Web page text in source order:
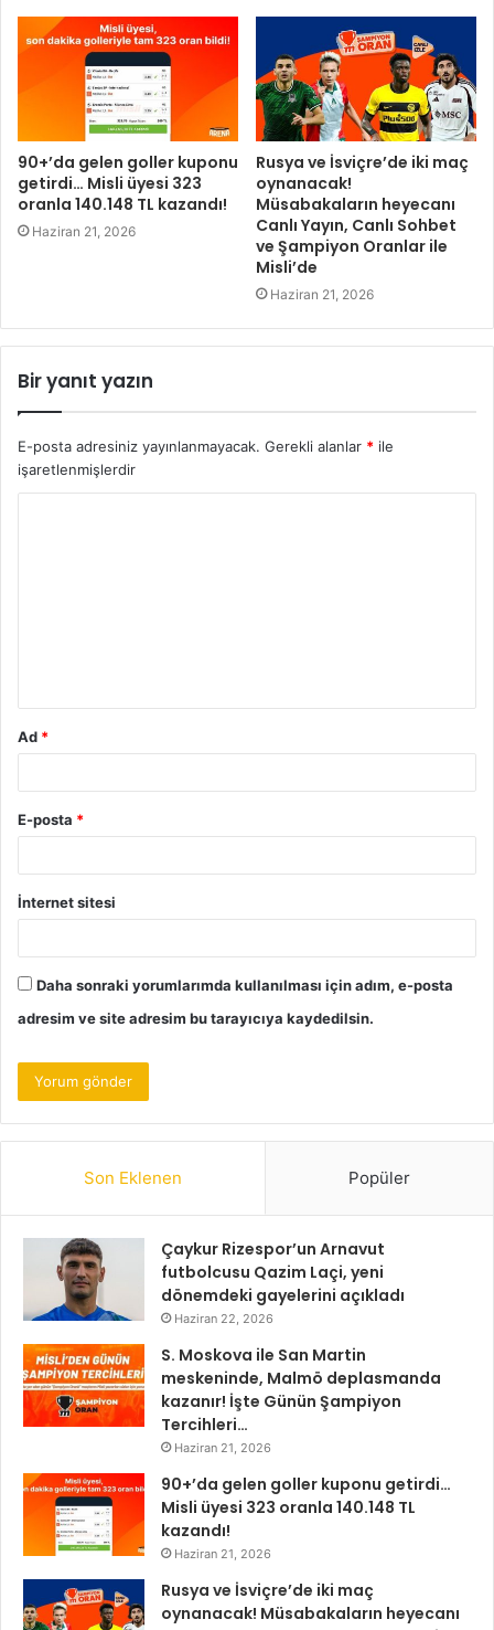
90+’da gelen goller kuponu
getirdi… Misli üyesi 323
oranla 140.148 TL kazandı!
Haziran 21, 2026
Rusya ve İsviçre’de iki maç
oynanacak!
Müsabakaların heyecanı
Canlı Yayın, Canlı Sohbet
ve Şampiyon Oranlar ile
Misli’de
Haziran 21, 2026
Bir yanıt yazın
E-posta adresiniz yayınlanmayacak. Gerekli alanlar * ile
işaretlenmişlerdir
Ad *
E-posta *
İnternet sitesi
Daha sonraki yorumlarımda kullanılması için adım, e-posta
adresim ve site adresim bu tarayıcıya kaydedilsin.
Son Eklenen Popüler
Çaykur Rizespor’un Arnavut
futbolcusu Qazim Laçi, yeni
dönemdeki gayelerini açıkladı
Haziran 22, 2026
S. Moskova ile San Martin
meskeninde, Malmö deplasmanda
kazanır! İşte Günün Şampiyon
Tercihleri…
Haziran 21, 2026
90+’da gelen goller kuponu getirdi…
Misli üyesi 323 oranla 140.148 TL
kazandı!
Haziran 21, 2026
Rusya ve İsviçre’de iki maç
oynanacak! Müsabakaların heyecanı